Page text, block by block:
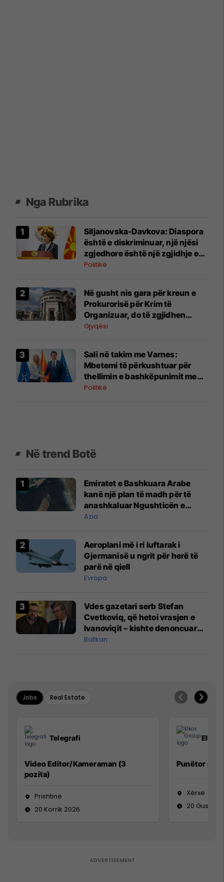
Nga Rubrika
Siljanovska-Davkova: Diaspora
është e diskriminuar, një njësi
zgjedhore është një zgjidhje e
mirë
Politikë
Në gusht nis gara për kreun e
Prokurorisë për Krim të
Organizuar, do të zgjidhen
drejtues të rinj edhe në disa
Gjyqësi
Sali në takim me Varnes:
Mbetemi të përkushtuar për
thellimin e bashkëpunimit me
Shtetet e Bashkuara
Politikë
Në trend Botë
Emiratet e Bashkuara Arabe
kanë një plan të madh për të
anashkaluar Ngushticën e
Hormuzit
Azia
Aeroplani më i ri luftarak i
Gjermanisë u ngrit për herë të
parë në qiell
Evropa
Vdes gazetari serb Stefan
Cvetkoviq, që hetoi vrasjen e
Ivanoviqit – kishte denoncuar
kërcënime ndaj vëllezërve
Ballkan
Jobs Real Estate
Telegrafi
Video Editor/Kameraman (3
pozita)
Prishtinë
20 Korrik 2026
Elkos
Punëtor në
Xërxe
20 Gusht